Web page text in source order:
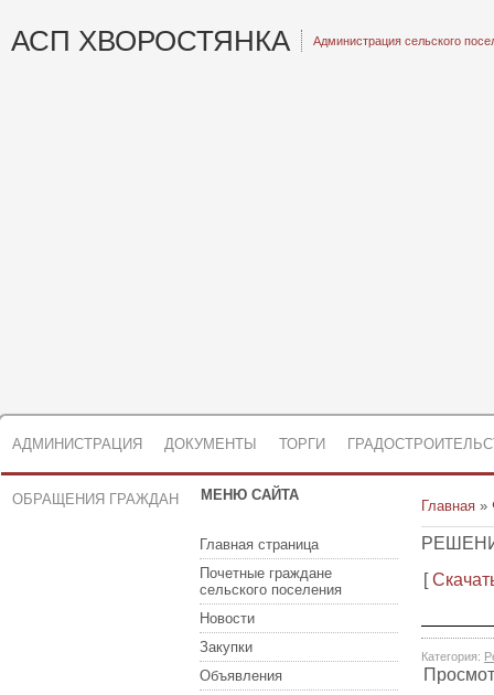
АСП ХВОРОСТЯНКА Администрация сельского
АДМИНИСТРАЦИЯ ДОКУМЕНТЫ ТОРГИ
ОБРАЩЕНИЯ ГРАЖДАН МЕНЮ САЙТА
Главная страница
Почетные граждане
сельского поселения
Новости
Закупки
Объявления
Главная »
[
Категория: